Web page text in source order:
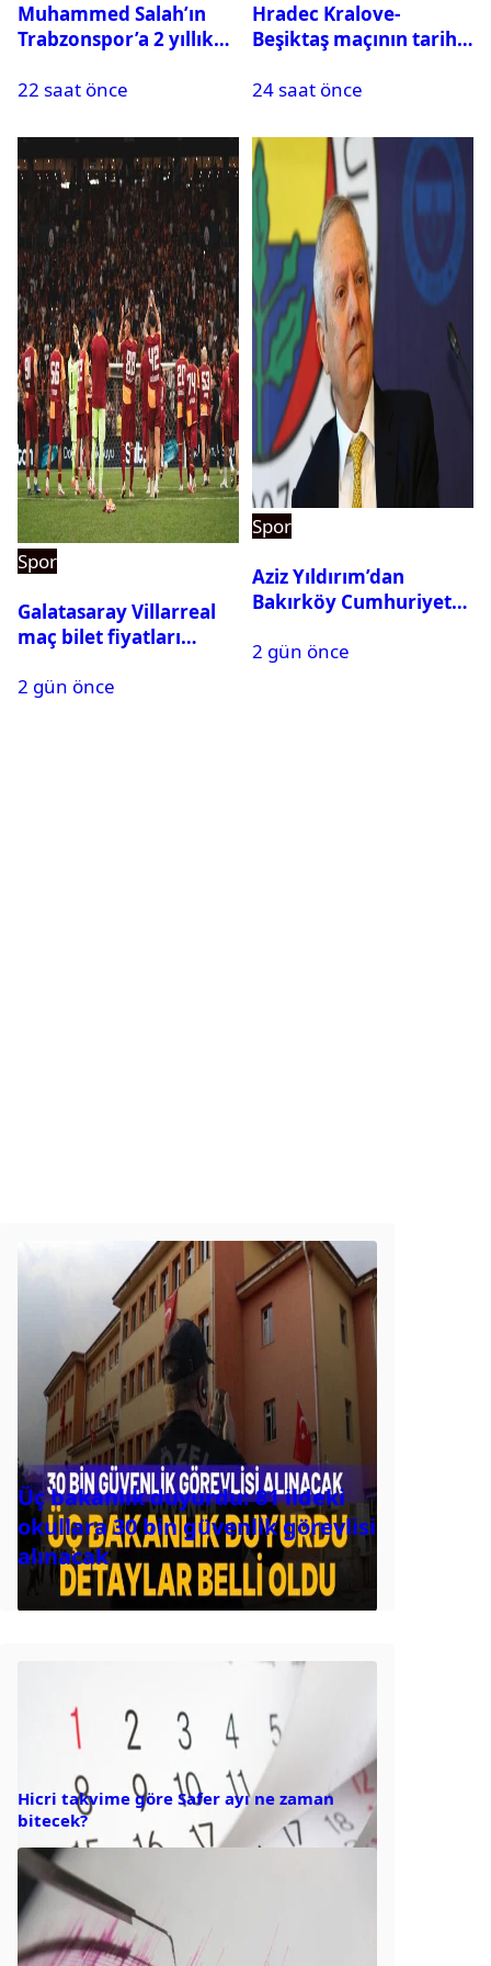
Muhammed Salah’ın
Trabzonspor’a 2 yıllık
22 saat önce
Hradec Kralove-
Beşiktaş maçının tarihi
24 saat önce
Spor
Galatasaray Villarreal
maç bilet fiyatları
2 gün önce
Spor
Aziz Yıldırım’dan
Bakırköy Cumhuriyet
duyurusu
2 gün önce
Üç bakanlık duyurdu: 81 ildeki
okullara 30 bin güvenlik görevlisi
alınacak
Hicri takvime göre Safer ayı ne zaman
bitecek?